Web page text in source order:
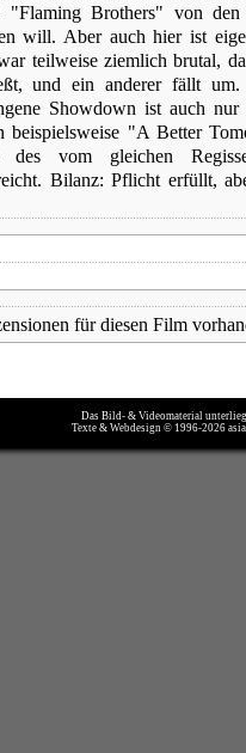
Brothers" von den
will. Aber auch hier ist
teilweise ziemlich brutal,
und ein anderer fällt
Showdown ist auch
beispielsweise "A Better
des vom gleichen
Bilanz: Pflicht erfüllt,
für diesen Film
Das Bild- & Videomaterial
Texte & Webdesign © 1996-2026